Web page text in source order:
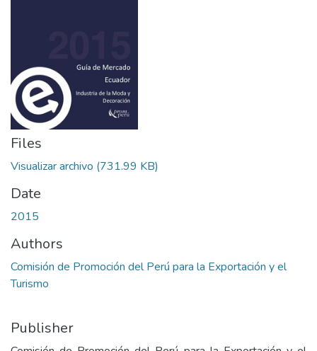
Files
Visualizar archivo (731.99 KB)
Date
2015
Authors
Comisión de Promoción del Perú para la Exportación y el
Turismo
Publisher